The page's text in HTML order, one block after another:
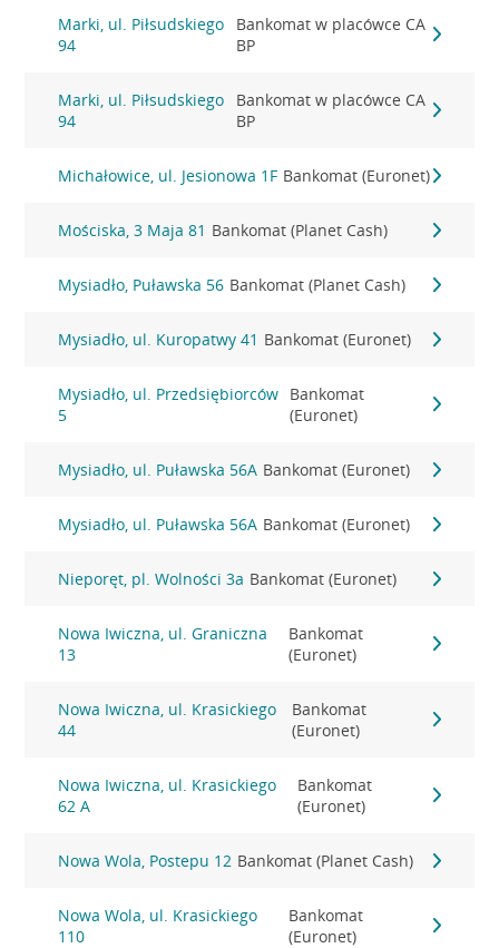
Marki, ul. Piłsudskiego
94
Bankomat w placówce CA
BP
Marki, ul. Piłsudskiego
94
Bankomat w placówce CA
BP
Michałowice, ul. Jesionowa 1F Bankomat (Euronet)
Mościska, 3 Maja 81 Bankomat (Planet Cash)
Mysiadło, Puławska 56 Bankomat (Planet Cash)
Mysiadło, ul. Kuropatwy 41 Bankomat (Euronet)
Mysiadło, ul. Przedsiębiorców
5
Bankomat
(Euronet)
Mysiadło, ul. Puławska 56A Bankomat (Euronet)
Mysiadło, ul. Puławska 56A Bankomat (Euronet)
Nieporęt, pl. Wolności 3a Bankomat (Euronet)
Nowa Iwiczna, ul. Graniczna
13
Bankomat
(Euronet)
Nowa Iwiczna, ul. Krasickiego
44
Bankomat
(Euronet)
Nowa Iwiczna, ul. Krasickiego
62 A
Bankomat
(Euronet)
Nowa Wola, Postepu 12 Bankomat (Planet Cash)
Nowa Wola, ul. Krasickiego
110
Bankomat
(Euronet)